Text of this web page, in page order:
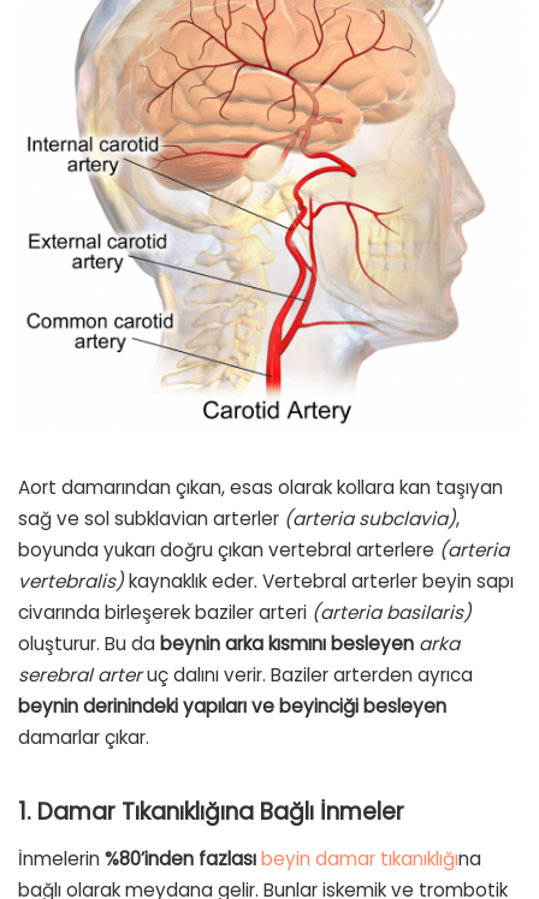
Aort damarından çıkan, esas olarak kollara kan taşıyan
sağ ve sol subklavian arterler (arteria subclavia),
boyunda yukarı doğru çıkan vertebral arterlere (arteria
vertebralis)kaynaklık eder. Vertebral arterler beyin sapı
civarında birleşerek baziler arteri (arteria basilaris)
oluşturur. Bu da beynin arka kısmını besleyen arka
serebral arteruç dalını verir. Baziler arterden ayrıca
beynin derinindeki yapıları ve beyinciği besleyen
damarlar çıkar.
1. Damar Tıkanıklığına Bağlı İnmeler
İnmelerin %80’inden fazlasıbeyin damar tıkanıklığına
bağlı olarak meydana gelir. Bunlar iskemik ve trombotik